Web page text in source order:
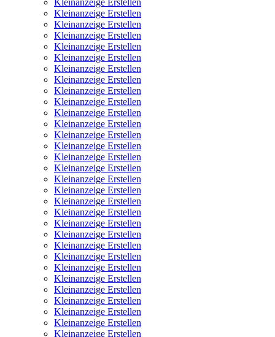
Kleinanzeige Erstellen
Kleinanzeige Erstellen
Kleinanzeige Erstellen
Kleinanzeige Erstellen
Kleinanzeige Erstellen
Kleinanzeige Erstellen
Kleinanzeige Erstellen
Kleinanzeige Erstellen
Kleinanzeige Erstellen
Kleinanzeige Erstellen
Kleinanzeige Erstellen
Kleinanzeige Erstellen
Kleinanzeige Erstellen
Kleinanzeige Erstellen
Kleinanzeige Erstellen
Kleinanzeige Erstellen
Kleinanzeige Erstellen
Kleinanzeige Erstellen
Kleinanzeige Erstellen
Kleinanzeige Erstellen
Kleinanzeige Erstellen
Kleinanzeige Erstellen
Kleinanzeige Erstellen
Kleinanzeige Erstellen
Kleinanzeige Erstellen
Kleinanzeige Erstellen
Kleinanzeige Erstellen
Kleinanzeige Erstellen
Kleinanzeige Erstellen
Kleinanzeige Erstellen